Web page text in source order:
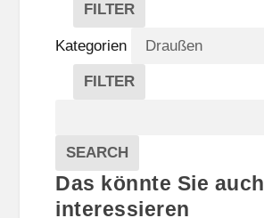
FILTER
V
E
R
A
A
L
T
U
Kategorien
FILTER
E
G
O
R
Veranstaltungen
SEARCH
Das könnte Sie auch
interessieren